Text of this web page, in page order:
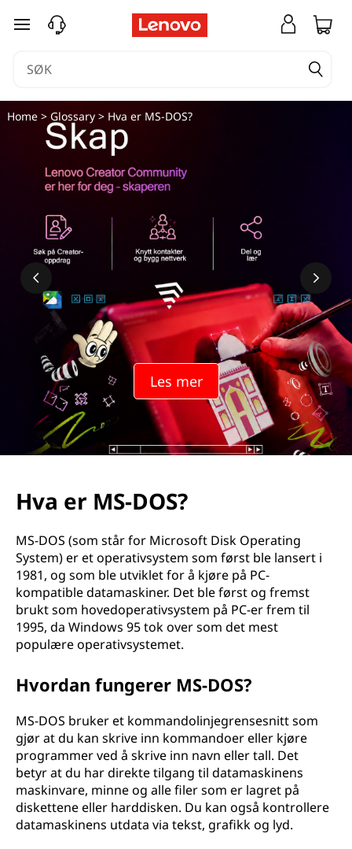
gå til hovedinnhold
Les mer
Home> Glossary> Hva er MS-DOS?
Hva er MS-DOS?
MS-DOS (som står for Microsoft Disk Operating
System) er et operativsystem som først ble lansert i
1981, og som ble utviklet for å kjøre på PC-
kompatible datamaskiner. Det ble først og fremst
brukt som hovedoperativsystem på PC-er frem til
1995, da Windows 95 tok over som det mest
populære operativsystemet.
Hvordan fungerer MS-DOS?
MS-DOS bruker et kommandolinjegrensesnitt som
gjør at du kan skrive inn kommandoer eller kjøre
programmer ved å skrive inn navn eller tall. Det
betyr at du har direkte tilgang til datamaskinens
maskinvare, minne og alle filer som er lagret på
diskettene eller harddisken. Du kan også kontrollere
datamaskinens utdata via tekst, grafikk og lyd.